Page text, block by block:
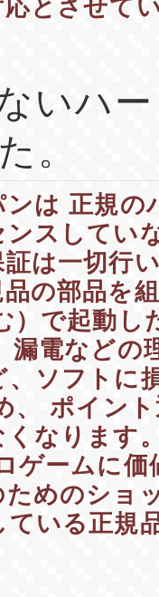
とさせて
いハ
。
は 正規の
ンスしてい
は一切行
の部品を
）で起動し
漏電などの
、ソフトに
、 ポイン
なります
ゲームに価
めのショ
いる正規